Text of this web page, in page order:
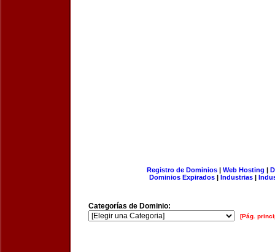
Registro de Dominios| Web Hosting |
Dominios Expirados | Industrias |
Categorías de Dominio:
[Pág.